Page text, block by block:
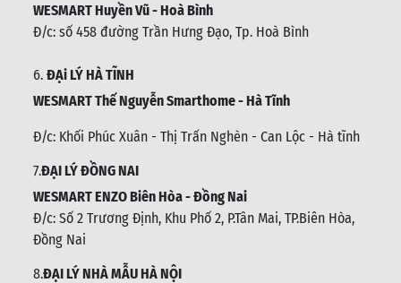
WESMART Huyền Vũ - Hoà Bình
Đ/c: số 458 đường Trần Hưng Đạo, Tp. Hoà Bình
6. ĐẠi LÝ HÀ TĨNH
WESMART Thế Nguyễn Smarthome - Hà Tĩnh
Đ/c: Khối Phúc Xuân - Thị Trấn Nghèn - Can Lộc - Hà tĩnh
7.ĐẠI LÝ ĐỒNG NAI
WESMART ENZO Biên Hòa - Đồng Nai
Đ/c: Số 2 Trương Định, Khu Phố 2, P.Tân Mai, TP.Biên Hòa,
Đồng Nai
8.ĐẠI LÝ NHÀ MẪU HÀ NỘI